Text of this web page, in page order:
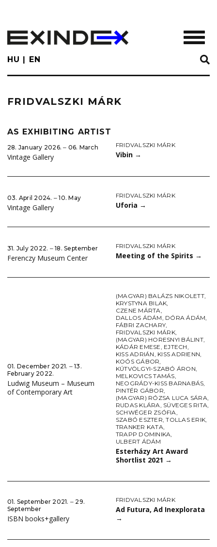
main
content
HU EN
FRIDVALSZKI MÁRK
AS EXHIBITING ARTIST
28. January 2026. ‒ 06. March
Vintage Gallery
FRIDVALSZKI MÁRK
Vibin →
03. April 2024. ‒ 10. May
Vintage Gallery
FRIDVALSZKI MÁRK
Uforia →
31. July 2022. ‒ 18. September
Ferenczy Museum Center
FRIDVALSZKI MÁRK
Meeting of the Spirits →
01. December 2021. ‒ 13.
February 2022.
Ludwig Museum – Museum
of Contemporary Art
(MAGYAR) BALÁZS NIKOLETT,
KRYSTYNA BILAK,
CZENE MÁRTA,
DALLOS ÁDÁM, DÓRA ÁDÁM,
FÁBRI ZACHARY,
FRIDVALSZKI MÁRK,
(MAGYAR) HORESNYI BÁLINT,
KÁDÁR EMESE, EJTECH,
KISS ADRIÁN, KISS ADRIENN,
KOÓS GÁBOR,
KÚTVÖLGYI-SZABÓ ÁRON,
MELKOVICS TAMÁS,
NEOGRÁDY-KISS BARNABÁS,
PINTÉR GÁBOR,
(MAGYAR) RÓZSA LUCA SÁRA,
RUDAS KLÁRA, SÜVEGES RITA,
SCHWÉGER ZSÓFIA,
SZABÓ ESZTER,TOLLAS ERIK,
TRANKER KATA,
TRAPP DOMINIKA,
ULBERT ÁDÁM
Esterházy Art Award
Shortlist 2021 →
01. September 2021. ‒ 29.
September
ISBN books+gallery
FRIDVALSZKI MÁRK
Ad Futura, Ad Inexplorata
→